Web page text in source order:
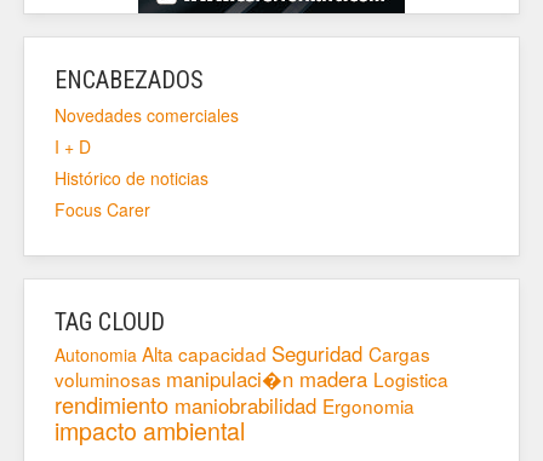
ENCABEZADOS
Novedades comerciales
I + D
Histórico de noticias
Focus Carer
TAG CLOUD
Autonomia Alta capacidad Seguridad Cargas
voluminosas manipulaci�n madera Logistica
rendimiento maniobrabilidad Ergonomia
impacto ambiental